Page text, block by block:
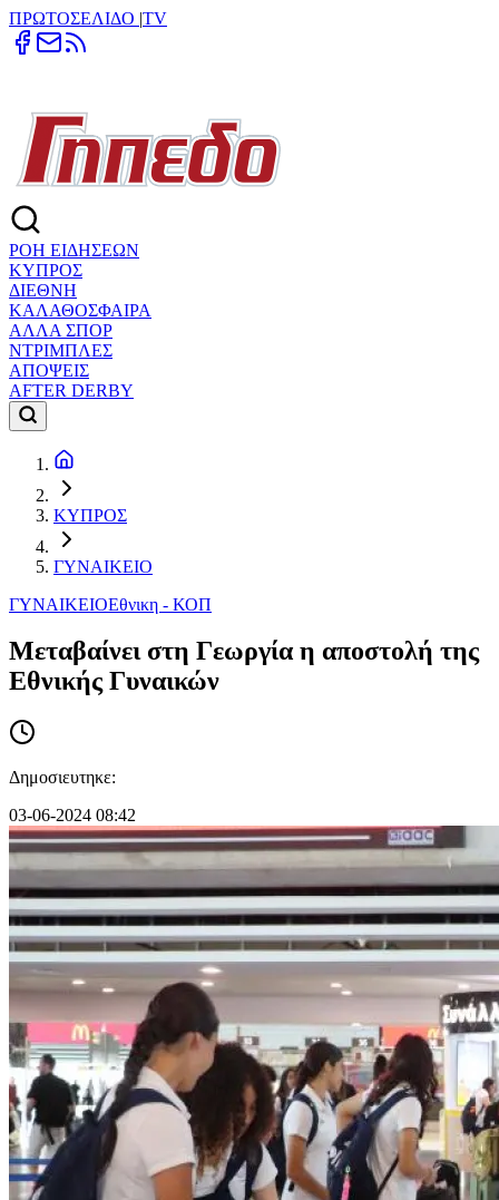
ΠΡΩΤΟΣΕΛΙΔΟ |TV
ΡΟΗ ΕΙΔΗΣΕΩΝ
ΚΥΠΡΟΣ
ΔΙΕΘΝΗ
ΚΑΛΑΘΟΣΦΑΙΡΑ
ΑΛΛΑ ΣΠΟΡ
ΝΤΡΙΜΠΛΕΣ
ΑΠΟΨΕΙΣ
AFTER DERBY
ΚΥΠΡΟΣ
ΓΥΝΑΙΚΕΙΟ
ΓΥΝΑΙΚΕΙΟΕθνικη - ΚΟΠ
Μεταβαίνει στη Γεωργία η αποστολή της
Εθνικής Γυναικών
Δημοσιευτηκε:
03-06-2024 08:42